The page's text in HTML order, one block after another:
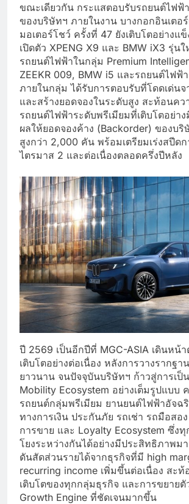
ขณะเดียวกัน กระแสตอบรับรถยนต์ไฟฟ้
ของบริษัทฯ ภายในงาน บางกอกอินเตอ
มอเตอร์โชว์ ครั้งที่ 47 ยังเติบโตอย่างแ
เปิดตัว XPENG X9 และ BMW iX3 รุ่น
รถยนต์ไฟฟ้าในกลุ่ม Premium
ZEEKR 009, BMW i5 และรถยนต์ไฟฟ้
ภายในกลุ่ม ได้รับการตอบรับที่โดดเด่น
และสร้างยอดจองในระดับสูง สะท้อนค
รถยนต์ไฟฟ้าระดับพรีเมียมที่เติบโตอย่า
ผลให้ยอดจองค้าง (Backorder) ของบริ
สูงกว่า 2,000 คัน พร้อมเตรียมเร่งสปีดก
ไตรมาส 2 และต่อเนื่องตลอดครึ่งปีหลัง
ปี 2569 เป็นอีกปีที่ MGC-ASIA เดินหน้
เติบโตอย่างต่อเนื่อง หลังการวางรากฐา
ยาวนาน จนปัจจุบันบริษัทฯ ก้าวสู่การเป็
Mobility Ecosystem อย่างเต็มรูปแบบ
รถยนต์กลุ่มพรีเมียม ยานยนต์ไฟฟ้าอัจฉ
ทางการเงิน ประกันภัย รถเช่า รถมือสอ
การขาย และ Loyalty Ecosystem ซึ่งทุ
โยงระหว่างกันได้อย่างมีประสิทธิภาพม
ดันสัดส่วนรายได้จากธุรกิจที่มี high
recurring income เพิ่มขึ้นต่อเนื่อง สะท้
เติบโตของทุกกลุ่มธุรกิจ และการขยายตั
Growth Engine ที่ชัดเจนมากขึ้น